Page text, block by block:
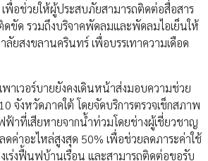
พื่อช่วยให้ผู้ประสบภัยสามารถติดต่อสื่อสาร
ดขัด รวมถึงบริจาคพัดลมและพัดลมไอเย็นให้
ยสงขลานครินทร์ เพื่อบรรเทาความเดือด
าเวอร์บายยังคงเดินหน้าส่งมอบความช่วย
จังหวัดภาคใต้ โดยจัดบริการตรวจเช็กสภาพ
ฟ้าที่เสียหายจากน้ำท่วมโดยช่างผู้เชี่ยวชาญ
ค่าอะไหล่สูงสุด 50% เพื่อช่วยลดภาระค่าใช้
ร่งฟื้นฟูบ้านเรือน และสามารถติดต่อขอรับ